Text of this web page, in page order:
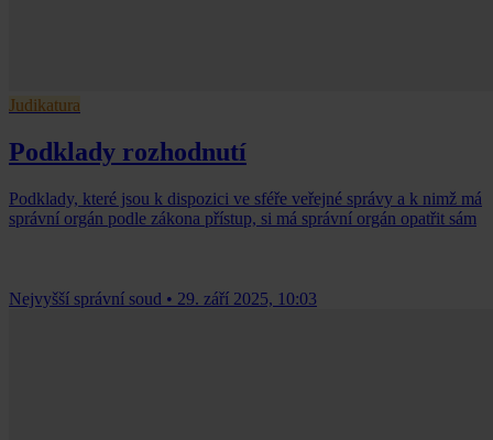
Judikatura
Podklady rozhodnutí
Podklady, které jsou k dispozici ve sféře veřejné správy a k nimž má
správní orgán podle zákona přístup, si má správní orgán opatřit sám
Nejvyšší správní soud • 29. září 2025, 10:03